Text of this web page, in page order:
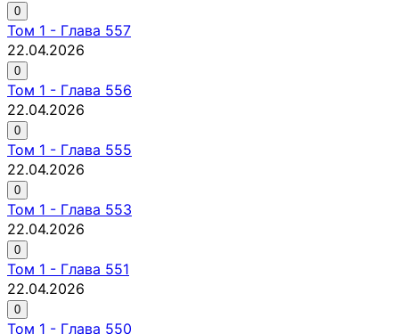
0
Том 1 - Глава 557
22.04.2026
0
Том 1 - Глава 556
22.04.2026
0
Том 1 - Глава 555
22.04.2026
0
Том 1 - Глава 553
22.04.2026
0
Том 1 - Глава 551
22.04.2026
0
Том 1 - Глава 550